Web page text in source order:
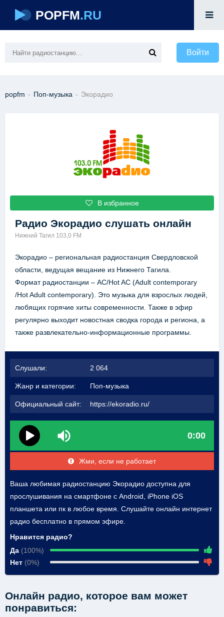
POPFM.RU
Войти
popfm - Поп-музыка - Экорадио
В избранное
Радио Экорадио слушать онлайн
Нижний Тагил 103,0 FM
Экорадио – региональная радиостанция Свердловской
области, ведущая вещание из Нижнего Тагила.
Формат радиостанции – AC/Hot AC (Adult contemporary
/Hot Adult contemporary). Это музыка для взрослых людей,
любящих горячие хиты современности. Также в эфир
регулярно выходит новостная сводка города и региона, а
также развлекательно-информационные программы.
Слушали: 2 064
Жанр и категории: Поп-музыка
Официальный сайт: https://ekoradio.ru/
0:00
Жми, если не работает
Ваша любимая радиостанцию Экорадио доступна для
прослушивания на смартфоне с Android, iPhone iOS
планшета или пк в любое время. Слушайте онлайн интернет
радио бесплатно в прямом эфире.
Нравится радио?
Да (100%)
Нет (0%)
Онлайн радио, которое вам может
понравиться: